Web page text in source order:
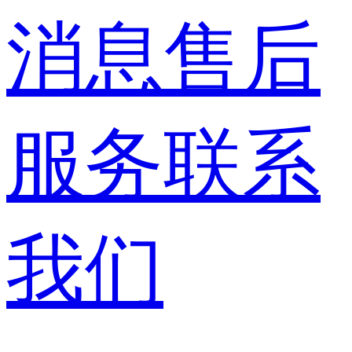
消息售后
服务联系
我们